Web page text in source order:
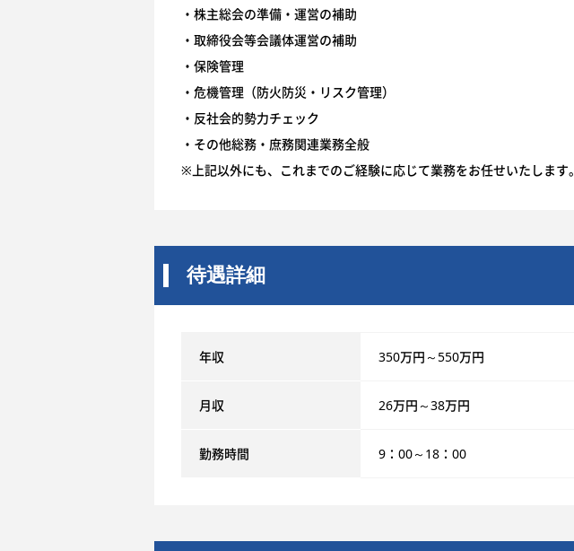
・株主総会の準備・運営の補助
・取締役会等会議体運営の補助
・保険管理
・危機管理（防火防災・リスク管理）
・反社会的勢力チェック
・その他総務・庶務関連業務全般
※上記以外にも、これまでのご経験に応じて業務をお任せいたします。
待遇詳細
年収 350万円～550万円
月収 26万円～38万円
勤務時間 9：00～18：00